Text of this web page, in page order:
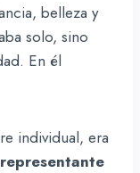
belleza y
solo, sino
En él
individual, era